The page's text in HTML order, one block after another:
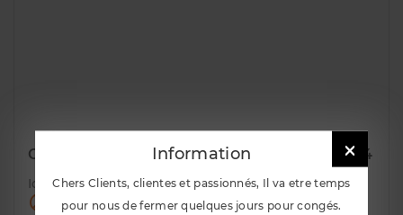
Coupelles Avants AST Réglables Porsche 964
Id : 2124
 Rupture de stock !

Information
Chers Clients, clientes et passionnés, Il va etre temps
pour nous de fermer quelques jours pour congés.